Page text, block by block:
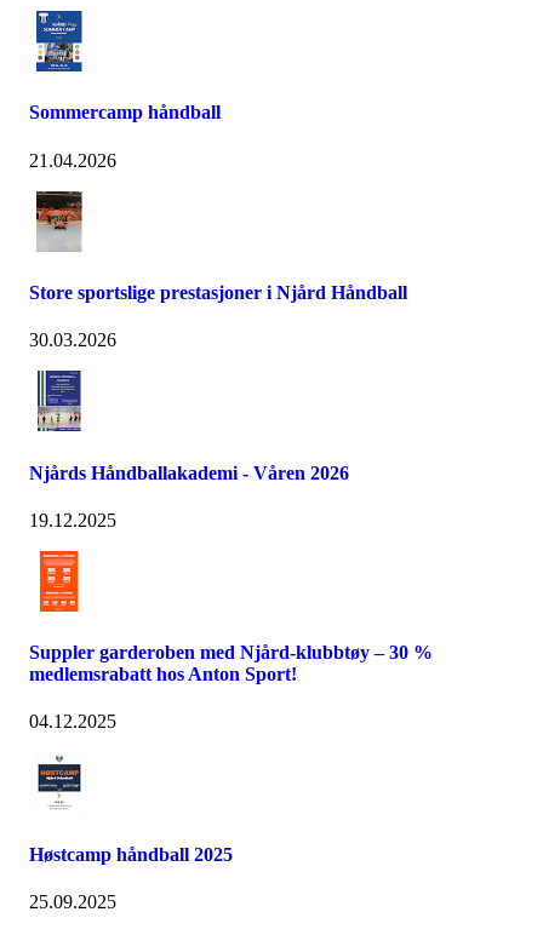
Sommercamp håndball
21.04.2026
Store sportslige prestasjoner i Njård Håndball
30.03.2026
Njårds Håndballakademi - Våren 2026
19.12.2025
Suppler garderoben med Njård-klubbtøy – 30 %
medlemsrabatt hos Anton Sport!
04.12.2025
Høstcamp håndball 2025
25.09.2025